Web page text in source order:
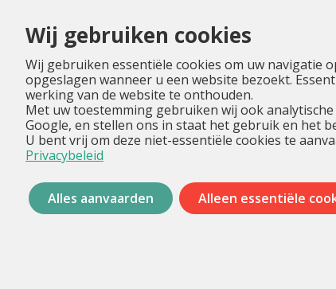
Wij gebruiken cookies
Wij gebruiken essentiële cookies om uw navigatie
opgeslagen wanneer u een website bezoekt.
werking van de website te onthouden.
Met uw toestemming gebruiken wij ook
Google, en stellen ons in staat het gebruik en het
U bent vrij om deze niet-essentiële cookies te
Privacybeleid
Alles aanvaarden Alleen essentiële